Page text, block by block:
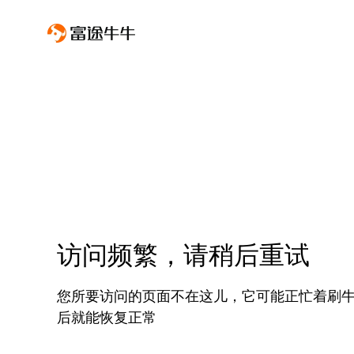
访问频繁，请稍后重试
您所要访问的页面不在这儿，它可能正忙着刷
后就能恢复正常